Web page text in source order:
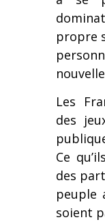
propre
Les
des
Ce
des
peuple
soient